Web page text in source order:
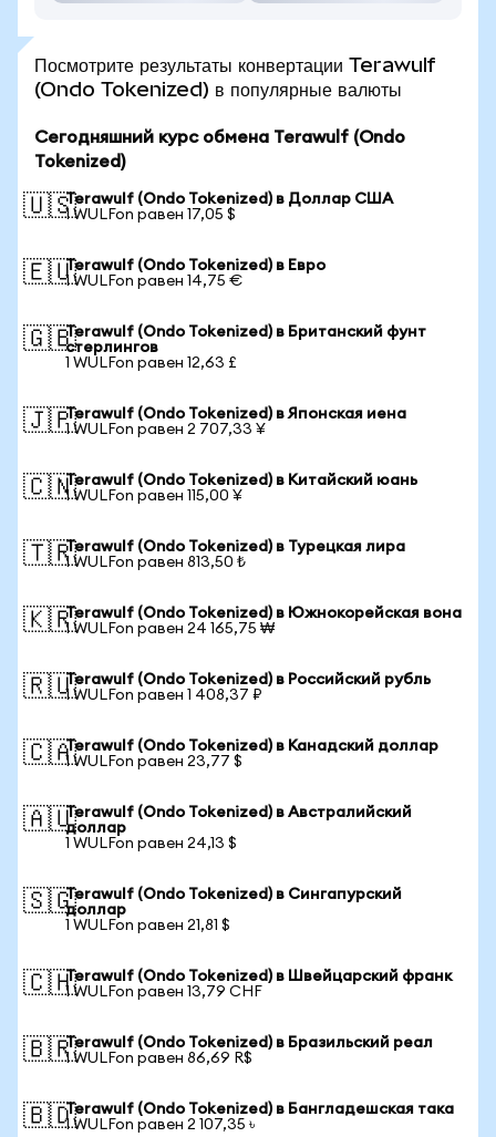
Посмотрите результаты конвертации Terawulf
(Ondo Tokenized) в популярные валюты
Сегодняшний курс обмена Terawulf (Ondo
Tokenized)
🇺🇸Terawulf (Ondo Tokenized) в Доллар США
1 WULFon равен 17,05 $
🇪🇺Terawulf (Ondo Tokenized) в Евро
1 WULFon равен 14,75 €
🇬🇧Terawulf (Ondo Tokenized) в Британский фунт
стерлингов
1 WULFon равен 12,63 £
🇯🇵Terawulf (Ondo Tokenized) в Японская иена
1 WULFon равен 2 707,33 ¥
🇨🇳Terawulf (Ondo Tokenized) в Китайский юань
1 WULFon равен 115,00 ¥
🇹🇷Terawulf (Ondo Tokenized) в Турецкая лира
1 WULFon равен 813,50 ₺
🇰🇷Terawulf (Ondo Tokenized) в Южнокорейская вона
1 WULFon равен 24 165,75 ₩
🇷🇺Terawulf (Ondo Tokenized) в Российский рубль
1 WULFon равен 1 408,37 ₽
🇨🇦Terawulf (Ondo Tokenized) в Канадский доллар
1 WULFon равен 23,77 $
🇦🇺Terawulf (Ondo Tokenized) в Австралийский
доллар
1 WULFon равен 24,13 $
🇸🇬Terawulf (Ondo Tokenized) в Сингапурский
доллар
1 WULFon равен 21,81 $
🇨🇭Terawulf (Ondo Tokenized) в Швейцарский франк
1 WULFon равен 13,79 CHF
🇧🇷Terawulf (Ondo Tokenized) в Бразильский реал
1 WULFon равен 86,69 R$
🇧🇩Terawulf (Ondo Tokenized) в Бангладешская така
1 WULFon равен 2 107,35 ৳